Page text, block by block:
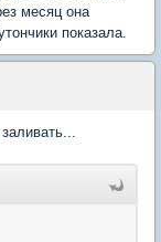
месяц она
показала.